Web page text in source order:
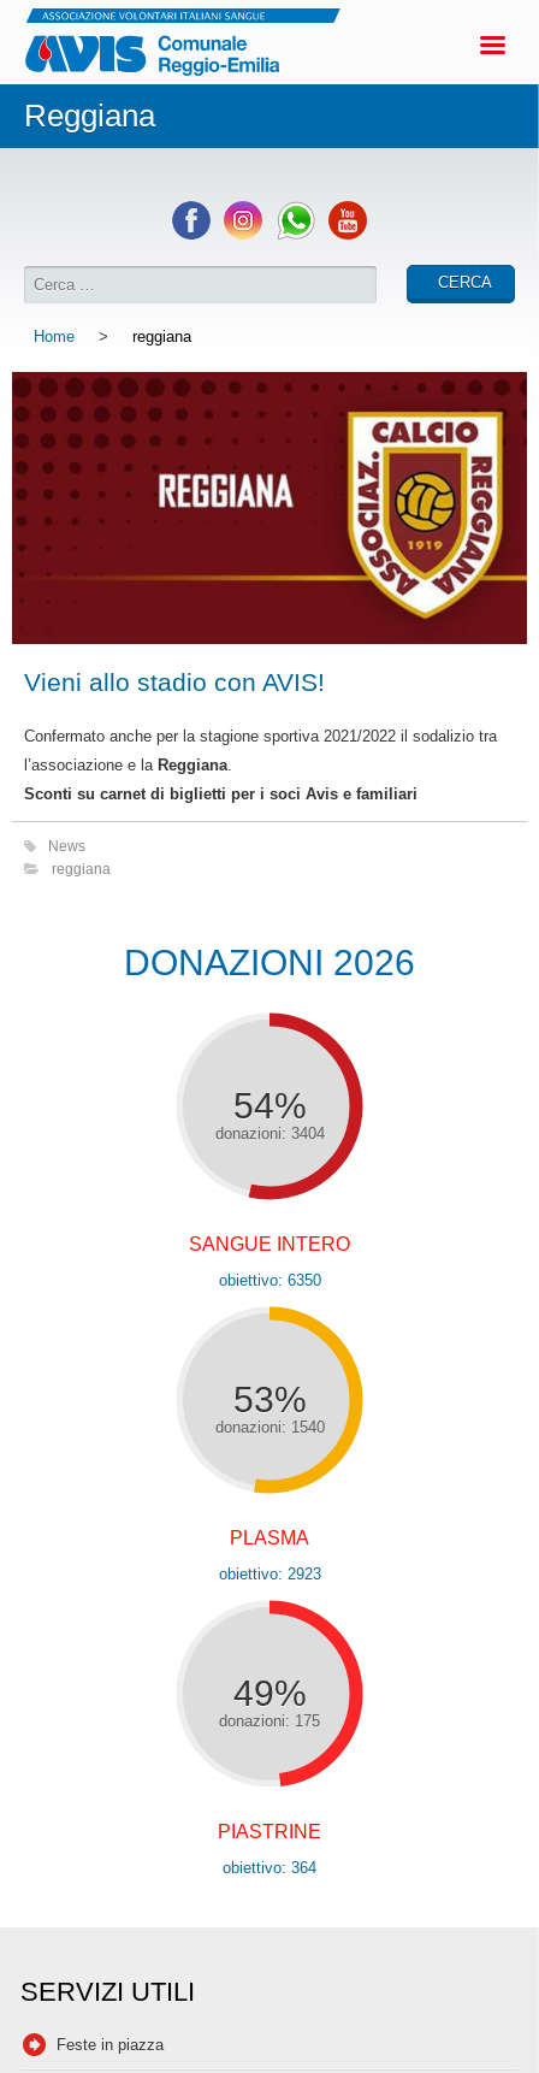
Reggiana
Home > reggiana
Vieni allo stadio con AVIS!
Confermato anche per la stagione sportiva 2021/2022 il sodalizio tra
l’associazione e la Reggiana.
Sconti su carnet di biglietti per i soci Avis e familiari
News
reggiana
DONAZIONI 2026
54%
donazioni: 3404
SANGUE INTERO
obiettivo: 6350
53%
donazioni: 1540
PLASMA
obiettivo: 2923
49%
donazioni: 175
PIASTRINE
obiettivo: 364
SERVIZI UTILI
Feste in piazza